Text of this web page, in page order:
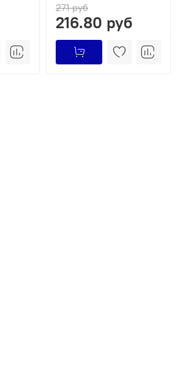
271 руб
216.80 руб